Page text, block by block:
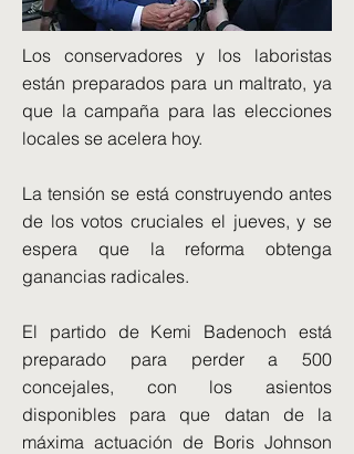
Los conservadores y los laboristas
están preparados para un maltrato, ya
que la campaña para las elecciones
locales se acelera hoy.
La tensión se está construyendo antes
de los votos cruciales el jueves, y se
espera que la reforma obtenga
ganancias radicales.
El partido de Kemi Badenoch está
preparado para perder a 500
concejales, con los asientos
disponibles para que datan de la
máxima actuación de Boris Johnson